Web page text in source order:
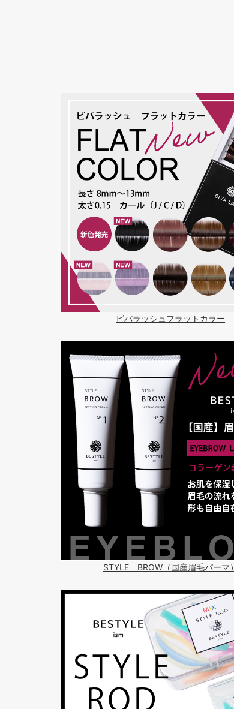
ビバラッシュフラットカラー
STYLE BROW（国産眉毛パーマ）